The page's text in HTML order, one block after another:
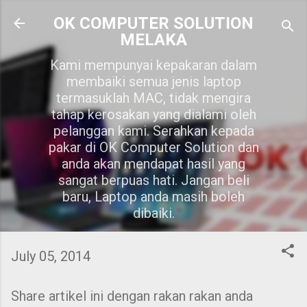
Skip to main content
OK COMPUTER SOLUTION
MELAKA
Kami mempunyai kepakaran dalam
membaiki semua jenis laptop
termasuklah MAC, tidak mengira
tahap kerosakan yang dialami oleh
pelanggan kami. Serahkan kepada
pakar di OK Computer Solution dan
anda akan mendapat hasil yang
sangat berpuas hati. Jangan beli
baru, Laptop anda masih boleh
dibaiki.
July 05, 2014
Share artikel ini dengan rakan rakan anda